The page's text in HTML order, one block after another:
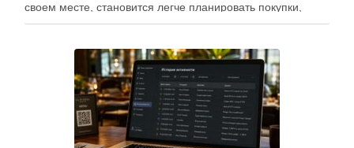
своем месте, становится легче планировать покупки,
готовить блюда и избегать лишних расходов.
перестал быть исключительно способом подготовки к …